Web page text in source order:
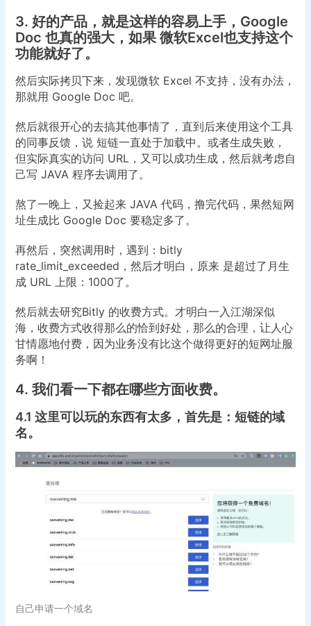
3. 好的产品，就是这样的容易上手，Google
Doc 也真的强大，如果 微软Excel也支持这个
功能就好了。
然后实际拷贝下来，发现微软 Excel 不支持，没有办法，
那就用 Google Doc 吧。
然后就很开心的去搞其他事情了，直到后来使用这个工具
的同事反馈，说 短链一直处于加载中。或者生成失败，
但实际真实的访问 URL，又可以成功生成，然后就考虑自
己写 JAVA 程序去调用了。
熬了一晚上，又捡起来 JAVA 代码，撸完代码，果然短网
址生成比 Google Doc 要稳定多了。
再然后，突然调用时，遇到：bitly
rate_limit_exceeded，然后才明白，原来 是超过了月生
成 URL 上限：1000了。
然后就去研究Bitly 的收费方式。才明白一入江湖深似
海，收费方式收得那么的恰到好处，那么的合理，让人心
甘情愿地付费，因为业务没有比这个做得更好的短网址服
务啊！
4. 我们看一下都在哪些方面收费。
4.1 这里可以玩的东西有太多，首先是：短链的域
名。
自己申请一个域名